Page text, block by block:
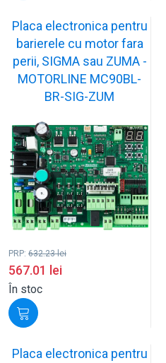
Placa electronica pentru
barierele cu motor fara
perii, SIGMA sau ZUMA -
MOTORLINE MC90BL-
BR-SIG-ZUM
PRP: 632.23lei
567.01 lei
În stoc
Placa electronica pentru